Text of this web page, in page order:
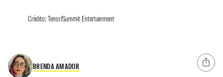
Crédito: Tenor/Summit Entertainment
BRENDA AMADOR